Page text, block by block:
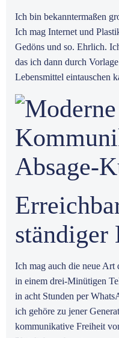
Ich bin bekanntermaßen
Ich mag Internet und
Gedöns und so. Ehrlich.
das ich dann durch
Lebensmittel eintauschen
ständiger
Ich mag auch die neue
in einem drei-Minütigen
in acht Stunden per
ich gehöre zu jener
kommunikative Freiheit